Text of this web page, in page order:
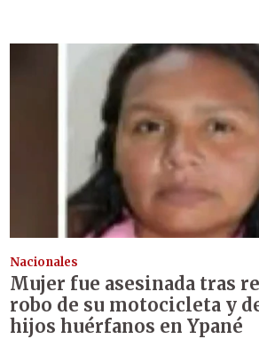
Nacionales
Mujer fue asesinada tras
robo de su motocicleta y
hijos huérfanos en Ypané